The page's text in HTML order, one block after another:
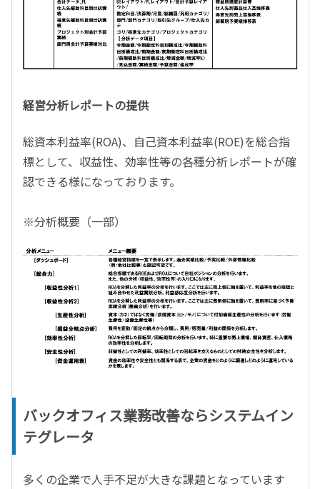
経営分析レポートの提供
総資本利益率(ROA)、自己資本利益率(ROE)を総合指
標として、収益性、効率性等の各種分析レポートが確
認できる様になっております。
※分析概要（一部）
バックオフィス業務改善ならシステムイン
テグレータ
多くの企業で人手不足が大きな課題となっています